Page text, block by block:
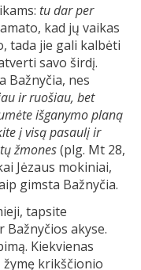
tu dar per
kad jų vaikas
tada jie gali kalbėti
savo širdį.
Bažnyčia, nes
ir ruošiau, bet
išganymo planą
į visą pasaulį ir
žmones(plg. Mt 28,
Jėzaus mokiniai,
gimsta Bažnyčia.
tapsite
akyse.
Kiekvienas
krikščionio